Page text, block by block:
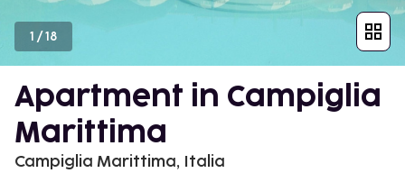
1 /18
Apartment in Campiglia
Marittima
Campiglia Marittima, Italia